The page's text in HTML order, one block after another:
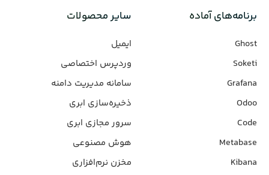
برنامه‌های‌ آماده
Ghost
Soketi
Grafana
Odoo
Code
Metabase
Kibana
سایر محصولات
ایمیل
وردپرس‌ اختصاصی
سامانه مدیریت دامنه
ذخیره‌سازی ابری
سرور مجازی ابری
هوش مصنوعی
مخزن نرم‌افزاری